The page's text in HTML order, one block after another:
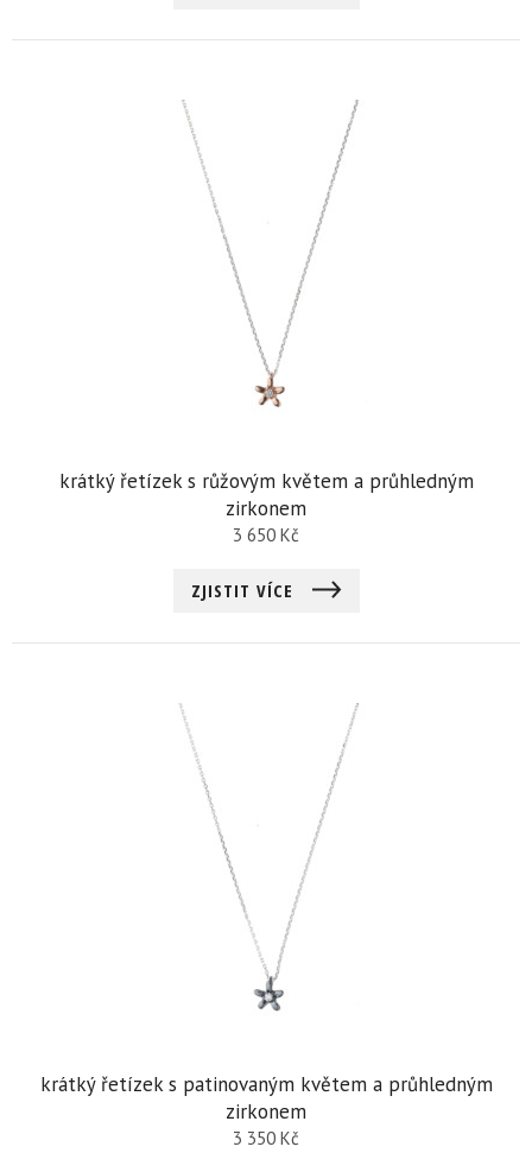
krátký řetízek s růžovým květem a průhledným
zirkonem
3 650 Kč
ZJISTIT VÍCE
krátký řetízek s patinovaným květem a průhledným
zirkonem
3 350 Kč